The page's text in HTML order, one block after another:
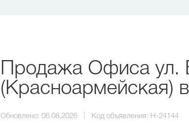
Продажа Офиса ул.
(Красноармейская)
Обновлено: 06.08.2026 Код объявления: H-24144